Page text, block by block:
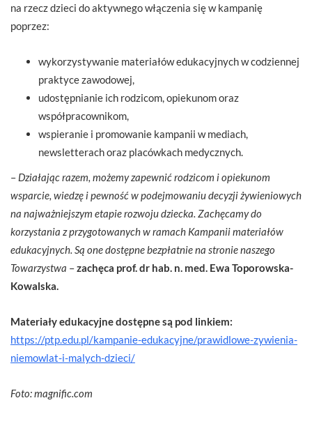
na rzecz dzieci do aktywnego włączenia się w kampanię
poprzez:
wykorzystywanie materiałów edukacyjnych w codziennej
praktyce zawodowej,
udostępnianie ich rodzicom, opiekunom oraz
współpracownikom,
wspieranie i promowanie kampanii w mediach,
newsletterach oraz placówkach medycznych.
– Działając razem, możemy zapewnić rodzicom i opiekunom
wsparcie, wiedzę i pewność w podejmowaniu decyzji żywieniowych
na najważniejszym etapie rozwoju dziecka. Zachęcamy do
korzystania z przygotowanych w ramach Kampanii materiałów
edukacyjnych. Są one dostępne bezpłatnie na stronie naszego
Towarzystwa –zachęca prof. dr hab. n. med. Ewa Toporowska-
Kowalska.
Materiały edukacyjne dostępne są pod linkiem:
https://ptp.edu.pl/kampanie-edukacyjne/prawidlowe-zywienia-
niemowlat-i-malych-dzieci/
Foto: magnific.com